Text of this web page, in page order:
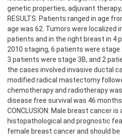
genetic properties, adjuvant
RESULTS: Patients ranged in age
age was 62. Tumors were localized
patients and in the right breast in 4
2010 staging, 6 patients were
3 patients were stage 3B, and 2
the cases involved invasive ductal
modified radical mastectomy
chemotherapy and radiotherapy
disease free survival was 46 months
CONCLUSION: Male breast cancer
histopathological and prognostic
female breast cancer and should